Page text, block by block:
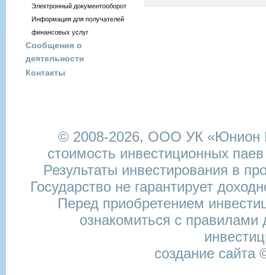
Электронный документооборот
Информация для получателей
финансовых услуг
Сообщения о
деятельности
Контакты
© 2008-2026, ООО УК «Юнион
стоимость инвестиционных
Результаты инвестирования в
Государство не гарантирует
Перед приобретением
ознакомиться с правилами
создание сайта